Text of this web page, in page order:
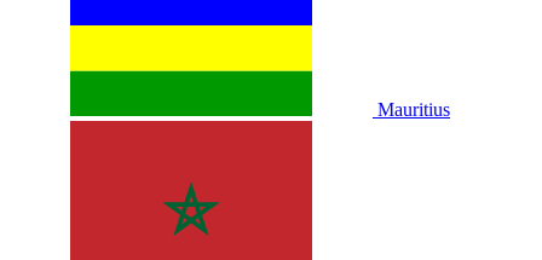
Mauritius